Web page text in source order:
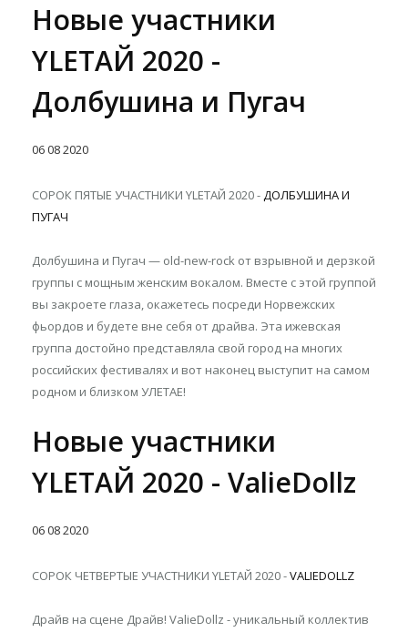
Новые участники
YLETAЙ 2020 -
Долбушина и Пугач
06082020
СОРОК ПЯТЫЕ УЧАСТНИКИ YLETAЙ 2020 -ДОЛБУШИНА И
ПУГАЧ
Долбушина и Пугач — old-new-rock от взрывной и дерзкой
группы с мощным женским вокалом. Вместе с этой группой
вы закроете глаза, окажетесь посреди Норвежских
фьордов и будете вне себя от драйва. Эта ижевская
группа достойно представляла свой город на многих
российских фестивалях и вот наконец выступит на самом
родном и близком УЛЕТАЕ!
Новые участники
YLETAЙ 2020 - ValieDollz
06082020
СОРОК ЧЕТВЕРТЫЕ УЧАСТНИКИ YLETAЙ 2020 -VALIEDOLLZ
Драйв на сцене Драйв! ValieDollz - уникальный коллектив